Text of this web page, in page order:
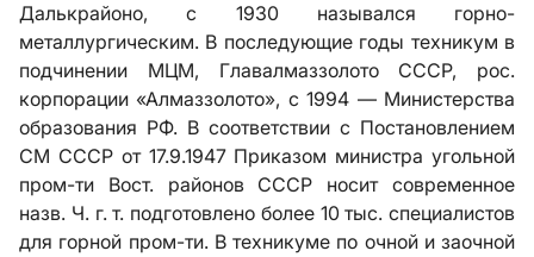
Далькрайоно, с 1930 назывался горно-
металлургическим. В последующие годы техникум в
подчинении МЦМ, Главалмаззолото СССР, рос.
корпорации «Алмаззолото», с 1994 — Министерства
образования РФ. В соответствии с Постановлением
СМ СССР от 17.9.1947 Приказом министра угольной
пром-ти Вост. районов СССР носит современное
назв. Ч. г. т. подготовлено более 10 тыс. специалистов
для горной пром-ти. В техникуме по очной и заочной